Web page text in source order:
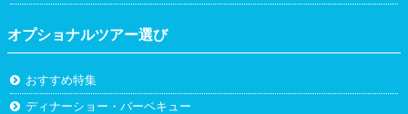
オプショナルツアー選び
おすすめ特集
ディナーショー・バーベキュー